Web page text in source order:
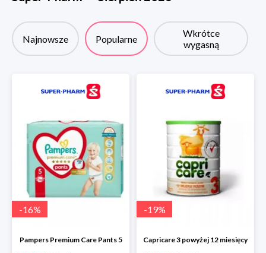
Najnowsze Popularne
Wkrótce
wygasną
-16%
Pampers Premium Care Pants 5
-19%
Capricare 3 powyżej 12 miesięcy